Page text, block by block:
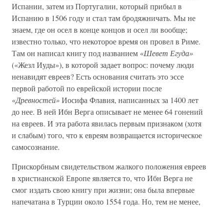
Испании, затем из Португалии, который прибыл в
Испанию в 1506 году и стал там бродяжничать. Мы не
знаем, где он осел в конце концов и осел ли вообще;
известно только, что некоторое время он провел в Риме.
Там он написал книгу под названием «Шевет Егуда»
(«Жезл Иуды»), в которой задает вопрос: почему люди
ненавидят евреев? Есть основания считать это эссе
первой работой по еврейской истории после
«Древностей»Иосифа Флавия, написанных за 1400 лет
до нее. В ней Ибн Верга описывает не менее 64 гонений
на евреев. И эта работа явилась первым признаком (хотя
и слабым) того, что к евреям возвращается историческое
самосознание.
Прискорбным свидетельством жалкого положения евреев
в христианской Европе является то, что Ибн Верга не
смог издать свою книгу при жизни; она была впервые
напечатана в Турции около 1554 года. Но, тем не менее,